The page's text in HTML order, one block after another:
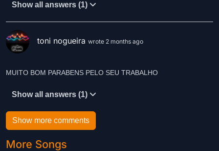
Show all answers (1)
toni nogueira wrote 2 months ago
Show all answers (1)
Show more comments
More Songs